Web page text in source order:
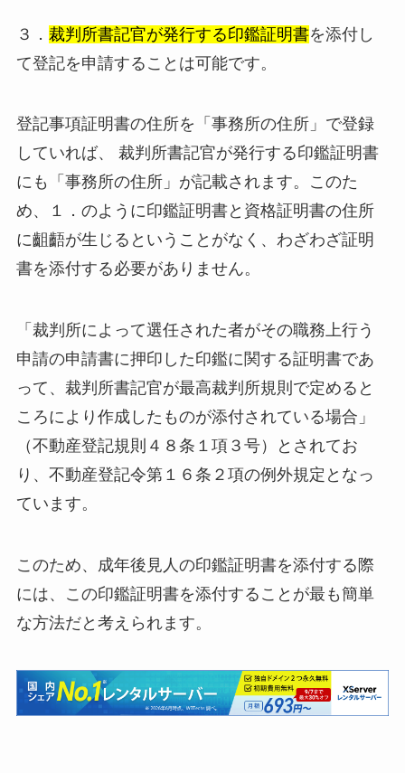
３． 裁判所書記官が発行する印鑑証明書を添付し
て登記を申請することは可能です。
登記事項証明書の住所を「事務所の住所」で登録
していれば、 裁判所書記官が発行する印鑑証明書
にも「事務所の住所」が記載されます。このた
め、１．のように印鑑証明書と資格証明書の住所
に齟齬が生じるということがなく、わざわざ証明
書を添付する必要がありません。
「裁判所によって選任された者がその職務上行う
申請の申請書に押印した印鑑に関する証明書であ
って、裁判所書記官が最高裁判所規則で定めると
ころにより作成したものが添付されている場合」
（不動産登記規則４８条１項３号）とされてお
り、不動産登記令第１６条２項の例外規定となっ
ています。
このため、成年後見人の印鑑証明書を添付する際
には、この印鑑証明書を添付することが最も簡単
な方法だと考えられます。